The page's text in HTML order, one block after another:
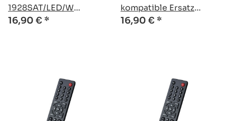
1928SAT/LED/W
kompatible Ersatz
16,90 € *
kompatible Ersatz
Fernbedienung
16,90 € *